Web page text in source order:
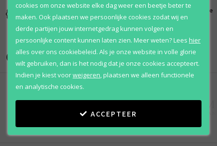
Kortingen
tot wel 70%
Al 12 jaar
voordelig
100% originele
parfums
Onze merken
cookies om onze website elke dag weer een beetje beter te
maken. Ook plaatsen we persoonlijke cookies zodat wij en
derde partijen jouw internetgedrag kunnen volgen en
persoonlijke content kunnen laten zien. Meer weten?Lees hier
alles over ons cookiebeleid. Als je onze website in volle glorie
wilt gebruiken, dan is het nodig dat je onze cookies accepteert.
Indien je kiest voorweigeren plaatsen we alleen functionele
en analytische cookies.
ACCEPTEER